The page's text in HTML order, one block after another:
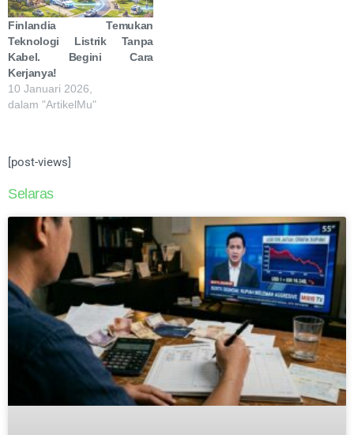
Finlandia Temukan
Teknologi Listrik Tanpa
Kabel. Begini Cara
Kerjanya!
10 Januari 2026,
dalam "ArtikelMu"
[post-views]
Selaras